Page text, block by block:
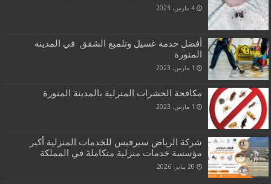
4 مارس، 2023
أفضل خدمة غسيل وتلميع الشقق في المدينة
المنورة
1 مارس، 2023
مكافحة الحشرات المنزلية بالمدينة المنورة
1 مارس، 2023
شركة الرياض سيرفيس للخدمات المنزلية أكبر
مؤسسة خدمات منزلية متكاملة في المملكة
20 يناير، 2026